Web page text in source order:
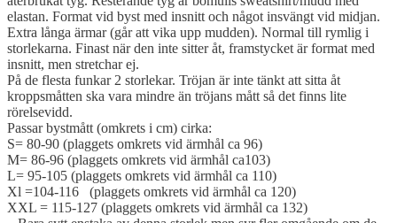
elastan. Format vid byst med insnitt och något insvängt vid midjan.
Extra långa ärmar (går att vika upp mudden). Normal till rymlig i
storlekarna. Finast när den inte sitter åt, framstycket är format med
insnitt, men stretchar ej.
På de flesta funkar 2 storlekar. Tröjan är inte tänkt att sitta åt
kroppsmåtten ska vara mindre än tröjans mått så det finns lite
rörelsevidd.
Passar bystmått (omkrets i cm) cirka:
S= 80-90 (plaggets omkrets vid ärmhål ca 96)
M= 86-96 (plaggets omkrets vid ärmhål ca103)
L= 95-105 (plaggets omkrets vid ärmhål ca 110)
Xl =104-116 (plaggets omkrets vid ärmhål ca 120)
XXL = 115-127 (plaggets omkrets vid ärmhål ca 132)